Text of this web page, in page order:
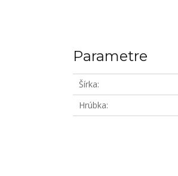
Parametre
Šírka
Hrúbka